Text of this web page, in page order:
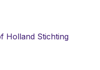
Holland Stichting